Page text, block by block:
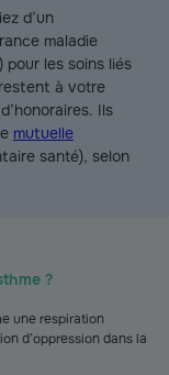
d’un
maladie
pour les soins liés
à votre
Ils
mutuelle
santé), selon
?
une respiration
d’oppression dans la